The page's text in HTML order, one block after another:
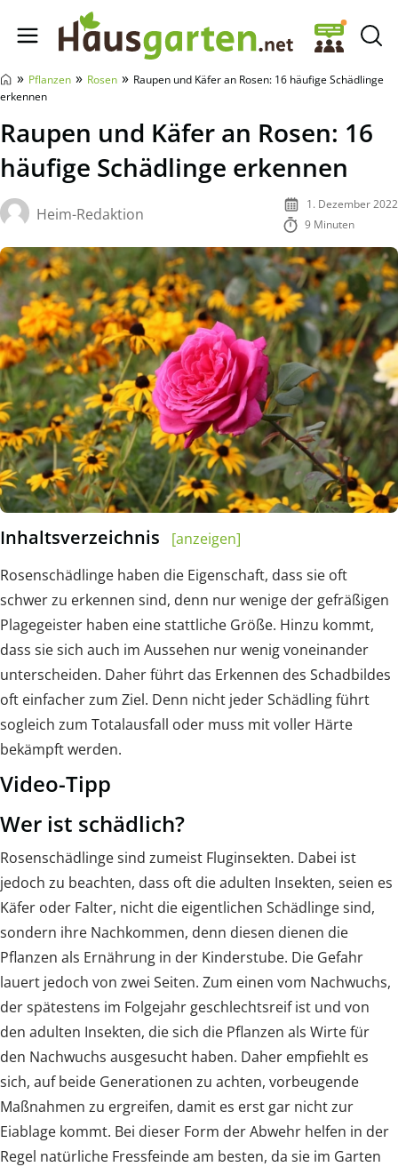
Hausgarten.net
» Pflanzen » Rosen » Raupen und Käfer an Rosen: 16 häufige Schädlinge
erkennen
Raupen und Käfer an Rosen: 16
häufige Schädlinge erkennen
Heim-Redaktion
1. Dezember 2022
9 Minuten
Inhaltsverzeichnis
[anzeigen]
Rosenschädlinge haben die Eigenschaft, dass sie oft
schwer zu erkennen sind, denn nur wenige der gefräßigen
Plagegeister haben eine stattliche Größe. Hinzu kommt,
dass sie sich auch im Aussehen nur wenig voneinander
unterscheiden. Daher führt das Erkennen des Schadbildes
oft einfacher zum Ziel. Denn nicht jeder Schädling führt
sogleich zum Totalausfall oder muss mit voller Härte
bekämpft werden.
Video-Tipp
Wer ist schädlich?
Rosenschädlinge sind zumeist Fluginsekten. Dabei ist
jedoch zu beachten, dass oft die adulten Insekten, seien es
Käfer oder Falter, nicht die eigentlichen Schädlinge sind,
sondern ihre Nachkommen, denn diesen dienen die
Pflanzen als Ernährung in der Kinderstube. Die Gefahr
lauert jedoch von zwei Seiten. Zum einen vom Nachwuchs,
der spätestens im Folgejahr geschlechtsreif ist und von
den adulten Insekten, die sich die Pflanzen als Wirte für
den Nachwuchs ausgesucht haben. Daher empfiehlt es
sich, auf beide Generationen zu achten, vorbeugende
Maßnahmen zu ergreifen, damit es erst gar nicht zur
Eiablage kommt. Bei dieser Form der Abwehr helfen in der
Regel natürliche Fressfeinde am besten, da sie im Garten